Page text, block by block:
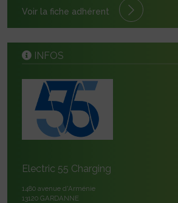
Voir la fiche adhérent
INFOS
Electric 55 Charging
1480 avenue d'Arménie
13120 GARDANNE